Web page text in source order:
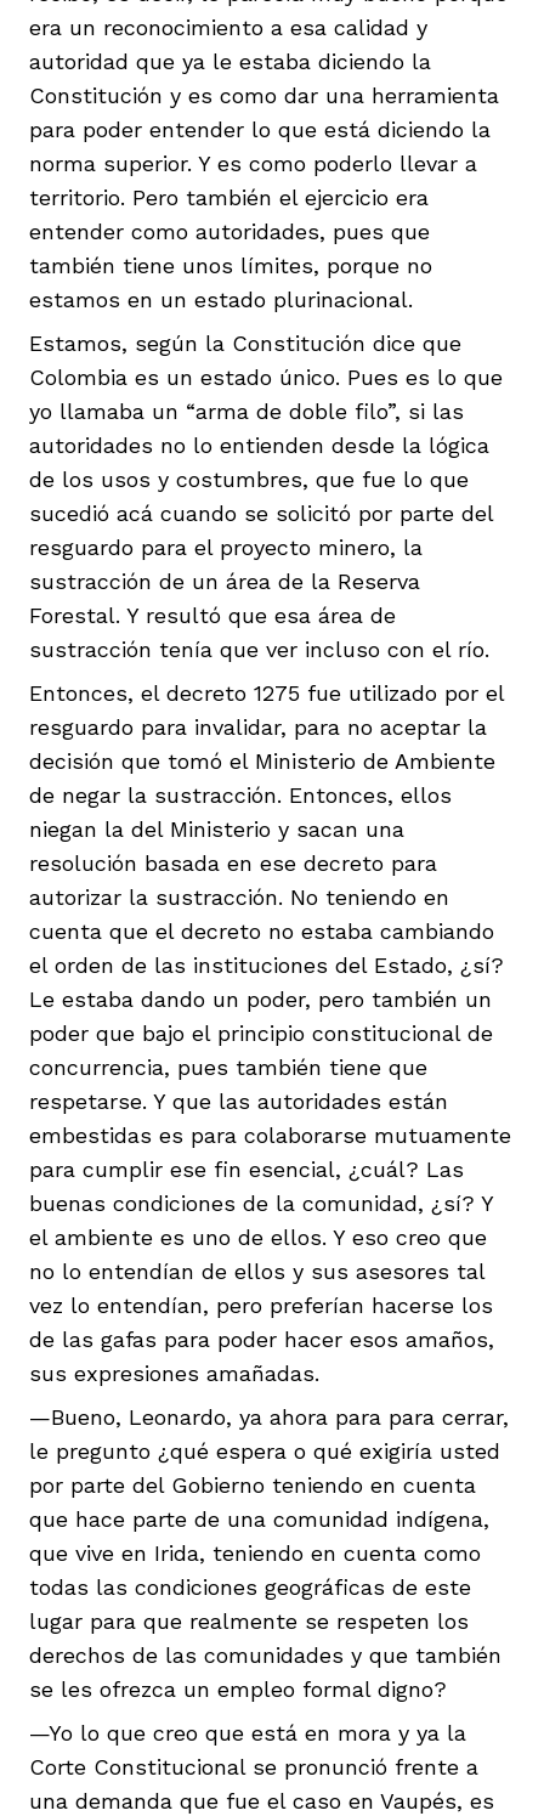
era un reconocimiento a esa calidad y
autoridad que ya le estaba diciendo la
Constitución y es como dar una herramienta
para poder entender lo que está diciendo la
norma superior. Y es como poderlo llevar a
territorio. Pero también el ejercicio era
entender como autoridades, pues que
también tiene unos límites, porque no
estamos en un estado plurinacional.
Estamos, según la Constitución dice que
Colombia es un estado único. Pues es lo que
yo llamaba un “arma de doble filo”, si las
autoridades no lo entienden desde la lógica
de los usos y costumbres, que fue lo que
sucedió acá cuando se solicitó por parte del
resguardo para el proyecto minero, la
sustracción de un área de la Reserva
Forestal. Y resultó que esa área de
sustracción tenía que ver incluso con el río.
Entonces, el decreto 1275 fue utilizado por el
resguardo para invalidar, para no aceptar la
decisión que tomó el Ministerio de Ambiente
de negar la sustracción. Entonces, ellos
niegan la del Ministerio y sacan una
resolución basada en ese decreto para
autorizar la sustracción. No teniendo en
cuenta que el decreto no estaba cambiando
el orden de las instituciones del Estado, ¿sí?
Le estaba dando un poder, pero también un
poder que bajo el principio constitucional de
concurrencia, pues también tiene que
respetarse. Y que las autoridades están
embestidas es para colaborarse mutuamente
para cumplir ese fin esencial, ¿cuál? Las
buenas condiciones de la comunidad, ¿sí? Y
el ambiente es uno de ellos. Y eso creo que
no lo entendían de ellos y sus asesores tal
vez lo entendían, pero preferían hacerse los
de las gafas para poder hacer esos amaños,
sus expresiones amañadas.
—Bueno, Leonardo, ya ahora para para cerrar,
le pregunto ¿qué espera o qué exigiría usted
por parte del Gobierno teniendo en cuenta
que hace parte de una comunidad indígena,
que vive en Irida, teniendo en cuenta como
todas las condiciones geográficas de este
lugar para que realmente se respeten los
derechos de las comunidades y que también
se les ofrezca un empleo formal digno?
—Yo lo que creo que está en mora y ya la
Corte Constitucional se pronunció frente a
una demanda que fue el caso en Vaupés, es